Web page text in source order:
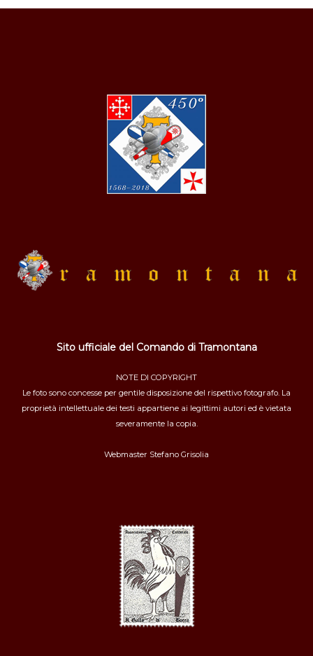
Sito ufficiale del Comando di Tramontana
NOTE DI COPYRIGHT
Le foto sono concesse per gentile disposizione del rispettivo fotografo. La
proprietà intellettuale dei testi appartiene ai legittimi autori ed è vietata
severamente la copia.
Webmaster Stefano Grisolia